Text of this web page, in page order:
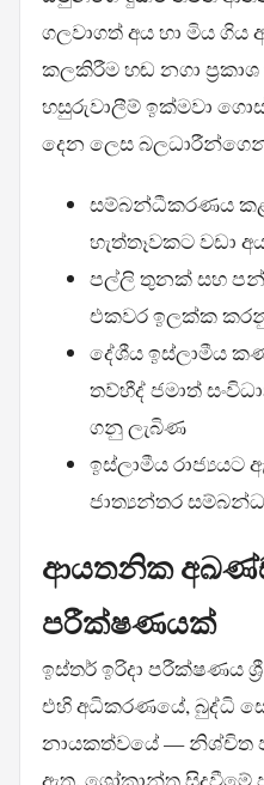
ගලවාගත් අය හා මිය
කලකිරීම හඬ නගා
හසුරුවාලීම් ඉක්මවා
දෙන ලෙස
සම්බන්ධීකරණය කළ
හැත්තෑවකට වඩා
පල්ලි තුනක් සහ
එකවර ඉලක්ක
දේශීය ඉස්ලාමීය
තව්හීද් ජමාත්
ගනු ලැබිණ
ඉස්ලාමීය
ජාත්‍යන්තර
ආයතනික
පරීක්ෂණයක්
ඉස්තර් ඉරිදා පරීක්ෂණය
එහි අධිකරණයේ, බුද්ධි
නායකත්වයේ — නිශ්චිත
ඇත. ශෝකාන්ත සිදුවීමේ